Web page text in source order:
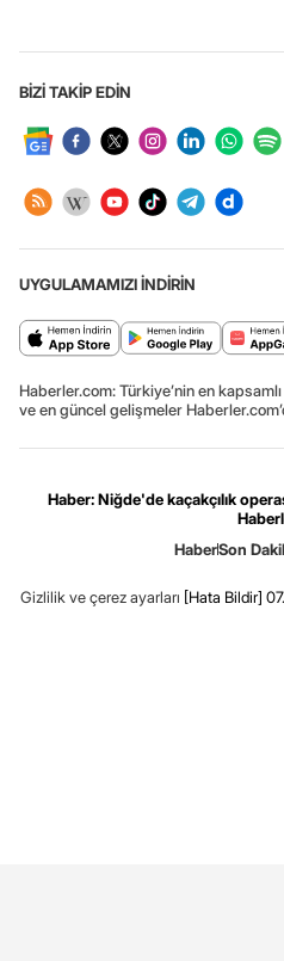
BİZİ TAKİP EDİN
UYGULAMAMIZI İNDİRİN
Haberler.com: Türkiye’nin en
ve en güncel gelişmeler
Haber: Niğde'de kaçakçılık
HaberSon
Gizlilik ve çerez ayarları [Hata Bildir]